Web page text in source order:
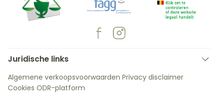
Juridische links
Algemene verkoopsvoorwaarden Privacy disclaimer
Cookies ODR-platform